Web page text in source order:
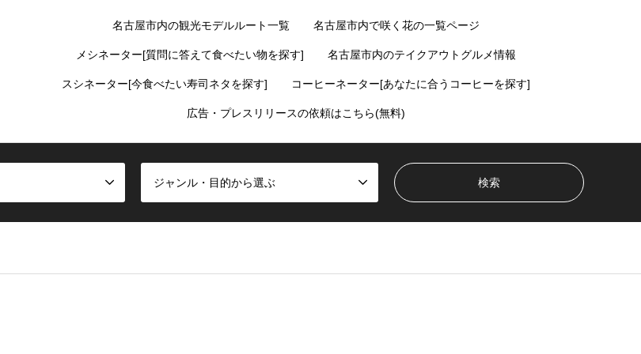
名古屋市内の観光モデルルート一覧 名古屋市内で咲く花の一覧ページ
メシネーター[質問に答えて食べたい物を探す] 名古屋市内のテイクアウトグルメ情報
スシネーター[今食べたい寿司ネタを探す] コーヒーネーター[あなたに合うコーヒーを探す]
広告・プレスリリースの依頼はこちら(無料)
ジャンル・目的から選ぶ